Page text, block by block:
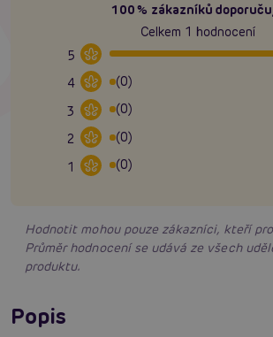
100% zákazníků
Celkem 1 hodnocení
5
4
(0)
3
(0)
2
(0)
1
(0)
Hodnotit mohou pouze zákazníci, kteří
Průměr hodnocení se udává ze všech
produktu.
Popis